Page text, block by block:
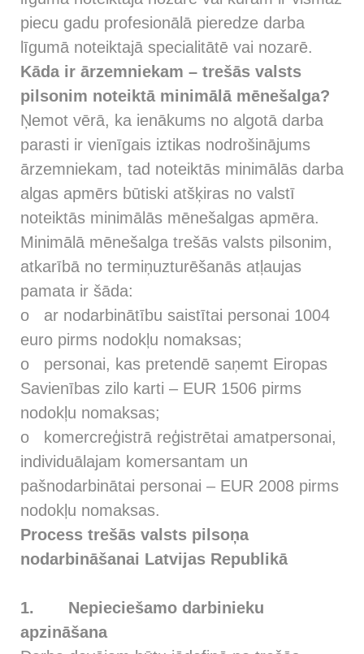
piecu gadu profesionālā pieredze darba
līgumā noteiktajā specialitātē vai nozarē.
Kāda ir ārzemniekam – trešās valsts
pilsonim noteiktā minimālā mēnešalga?
Ņemot vērā, ka ienākums no algotā darba
parasti ir vienīgais iztikas nodrošinājums
ārzemniekam, tad noteiktās minimālās darba
algas apmērs būtiski atšķiras no valstī
noteiktās minimālās mēnešalgas apmēra.
Minimālā mēnešalga trešās valsts pilsonim,
atkarībā no termiņuzturēšanās atļaujas
pamata ir šāda:
o ar nodarbinātību saistītai personai 1004
euro pirms nodokļu nomaksas;
o personai, kas pretendē saņemt Eiropas
Savienības zilo karti – EUR 1506 pirms
nodokļu nomaksas;
o komercreģistrā reģistrētai amatpersonai,
individuālajam komersantam un
pašnodarbinātai personai – EUR 2008 pirms
nodokļu nomaksas.
Process trešās valsts pilsoņa
nodarbināšanai Latvijas Republikā
1. Nepieciešamo darbinieku
apzināšana